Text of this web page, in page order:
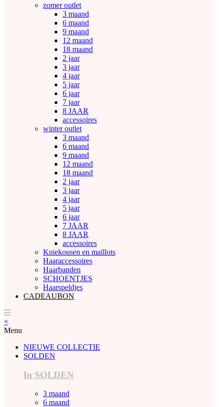
zomer outlet
3 maand
6 maand
9 maand
12 maand
18 maand
2 jaar
3 jaar
4 jaar
5 jaar
6 jaar
7 jaar
8 JAAR
accessoires
winter outlet
3 maand
6 maand
9 maand
12 maand
18 maand
2 jaar
3 jaar
4 jaar
5 jaar
6 jaar
7 JAAR
8 JAAR
accessoires
Kniekousen en maillots
Haaraccessoires
Haarbanden
SCHOENTJES
Haarspeldjes
CADEAUBON
×
Menu
NIEUWE COLLECTIE
SOLDEN
In SOLDEN
3 maand
6 maand